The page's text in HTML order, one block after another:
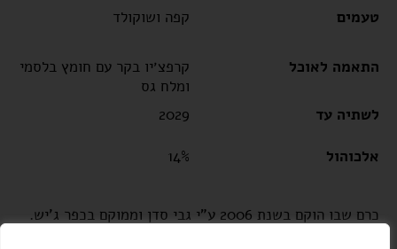
טעמים
קפה ושוקולד
התאמה לאוכל
קרפצ׳יו בקר עם חומץ בלסמי
ומלח גס
לשתיה עד
2029
אלכוהול 14%
כרם שבו הוקם בשנת 2006 ע"י גבי סדן וממוקם בכפר ג'יש.